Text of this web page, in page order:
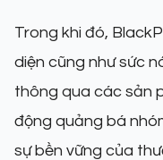
Trong khi đó,
diện cũng như sức
thông qua các sản
động quảng bá
sự bền vững của